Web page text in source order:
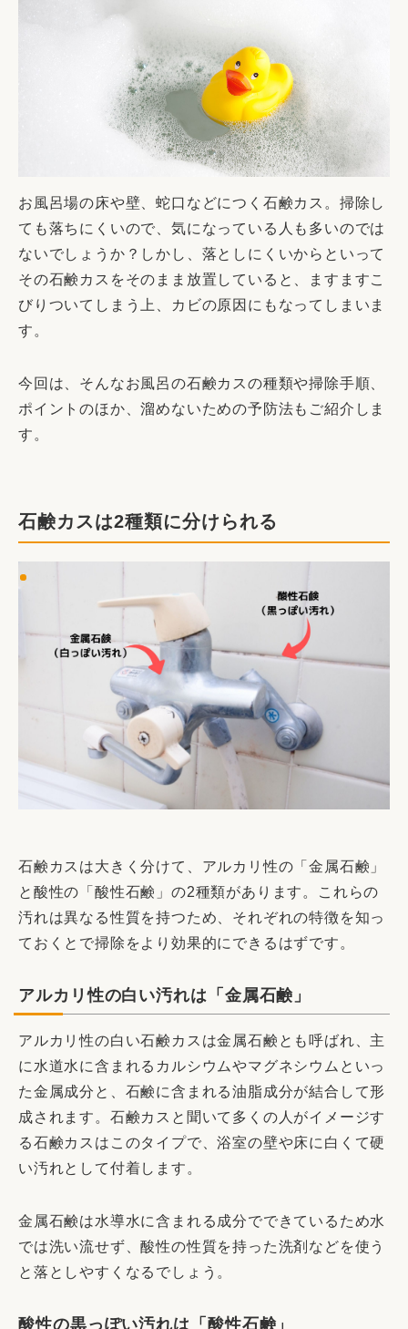
お風呂場の床や壁、蛇口などにつく石鹸カス。掃除し
ても落ちにくいので、気になっている人も多いのでは
ないでしょうか？しかし、落としにくいからといって
その石鹸カスをそのまま放置していると、ますますこ
びりついてしまう上、カビの原因にもなってしまいま
す。
今回は、そんなお風呂の石鹸カスの種類や掃除手順、
ポイントのほか、溜めないための予防法もご紹介しま
す。
石鹸カスは2種類に分けられる
石鹸カスは大きく分けて、アルカリ性の「金属石鹸」
と酸性の「酸性石鹸」の2種類があります。これらの
汚れは異なる性質を持つため、それぞれの特徴を知っ
ておくとで掃除をより効果的にできるはずです。
アルカリ性の白い汚れは「金属石鹸」
アルカリ性の白い石鹸カスは金属石鹸とも呼ばれ、主
に水道水に含まれるカルシウムやマグネシウムといっ
た金属成分と、石鹸に含まれる油脂成分が結合して形
成されます。石鹸カスと聞いて多くの人がイメージす
る石鹸カスはこのタイプで、浴室の壁や床に白くて硬
い汚れとして付着します。
金属石鹸は水導水に含まれる成分でできているため水
では洗い流せず、酸性の性質を持った洗剤などを使う
と落としやすくなるでしょう。
酸性の黒っぽい汚れは「酸性石鹸」